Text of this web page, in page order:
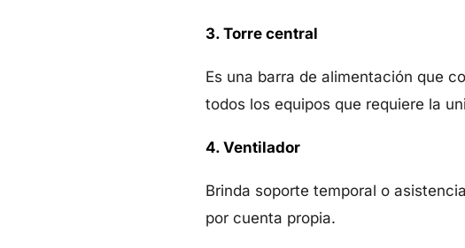
3. Torre central
Es una barra de alimentación que
todos los equipos que requiere la
4. Ventilador
Brinda soporte temporal o
por cuenta propia.